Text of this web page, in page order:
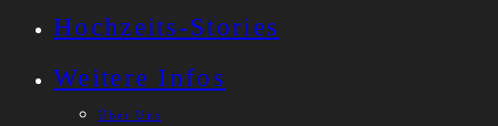
Hochzeits-Stories
Weitere Infos
Über Uns